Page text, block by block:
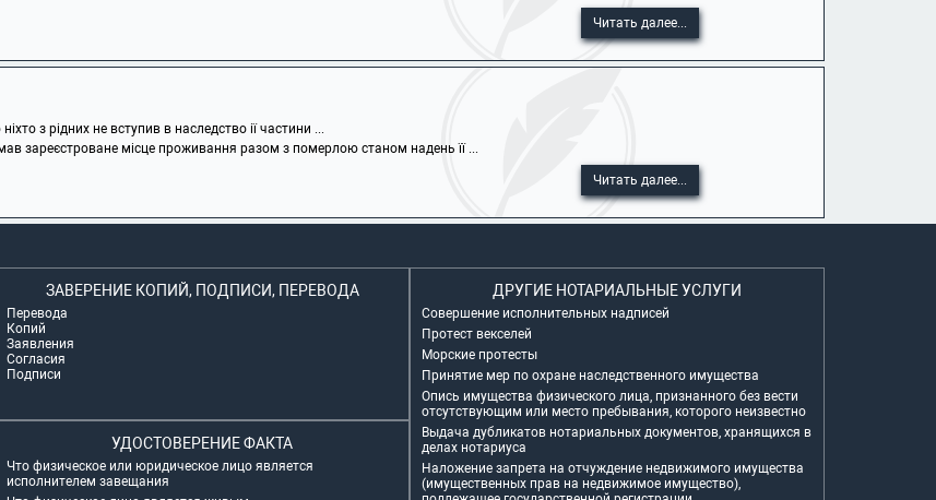
Читать далее...
з рідних не вступив в наследство ії частини ...
зареєстроване місце проживання разом з померлою станом надень її ...
Читать далее...
ЗАВЕРЕНИЕ КОПИЙ, ПОДПИСИ, ПЕРЕВОДА
Перевода
Копий
Заявления
Согласия
Подписи
УДОСТОВЕРЕНИЕ ФАКТА
Что физическое или юридическое лицо является
исполнителем завещания
ДРУГИЕ НОТАРИАЛЬНЫЕ УСЛУГИ
Совершение исполнительных надписей
Протест векселей
Морские протесты
Принятие мер по охране наследственного имущества
Опись имущества физического лица, признанного без вести
отсутствующим или место пребывания, которого неизвестно
Выдача дубликатов нотариальных документов, хранящихся в
делах нотариуса
Наложение запрета на отчуждение недвижимого имущества
(имущественных прав на недвижимое имущество),